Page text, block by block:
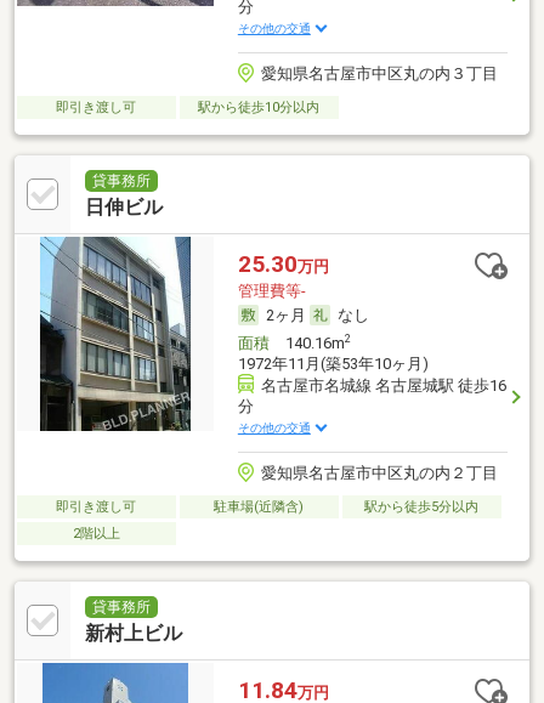
分
その他の交通
愛知県名古屋市中区丸の内３丁目
即引き渡し可 駅から徒歩10分以内
貸事務所
日伸ビル
25.30万円
管理費等-
2ヶ月
なし
面積140.16m2
1972年11月(築53年10ヶ月)
名古屋市名城線 名古屋城駅 徒歩16
分
その他の交通
愛知県名古屋市中区丸の内２丁目
即引き渡し可 駐車場(近隣含)
駅から徒歩5分以内
2階以上
貸事務所
新村上ビル
11.84万円